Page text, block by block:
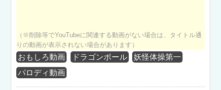
（※削除等でYouTubeに関連する動画がない場合は、タイトル通
りの動画が表示されない場合があります）
おもしろ動画 ドラゴンボール
妖怪体操第一
パロディ動画